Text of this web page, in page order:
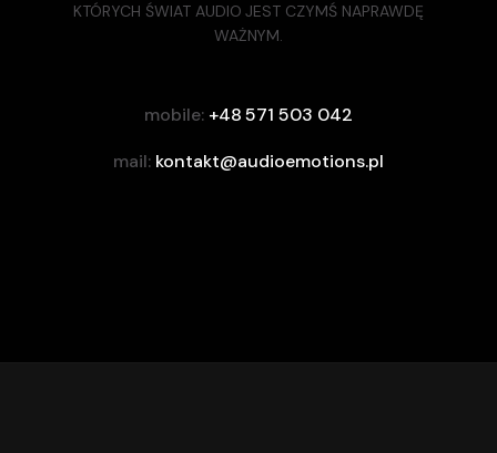
KTÓRYCH ŚWIAT AUDIO JEST CZYMŚ NAPRAWDĘ
WAŻNYM.
mobile: +48 571 503 042
mail: kontakt@audioemotions.pl